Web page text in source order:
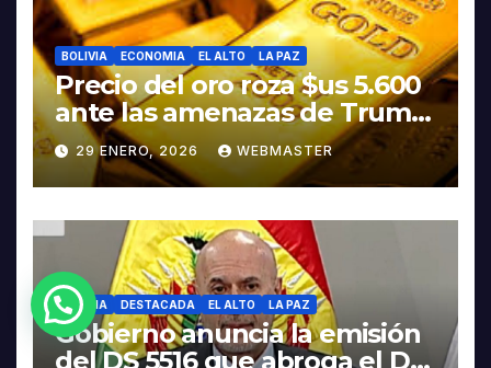
BOLIVIA ECONOMIA EL ALTO LA PAZ
Precio del oro roza $us 5.600
ante las amenazas de Trump
contra Irán
29 ENERO, 2026 WEBMASTER
BOLIVIA DESTACADA EL ALTO LA PAZ
Gobierno anuncia la emisión
del DS 5516 que abroga el DS